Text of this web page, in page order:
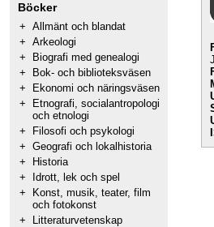
Böcker
+ Allmänt och blandat
+ Arkeologi
+
Biografi med genealogi
+
Bok- och biblioteksväsen
+
Ekonomi och näringsväsen
+
Etnografi, socialantropologi
och etnologi
+
Filosofi och psykologi
+ Geografi och lokalhistoria
+
Historia
+
Idrott, lek och spel
+
Konst, musik, teater, film
och fotokonst
+
Litteraturvetenskap